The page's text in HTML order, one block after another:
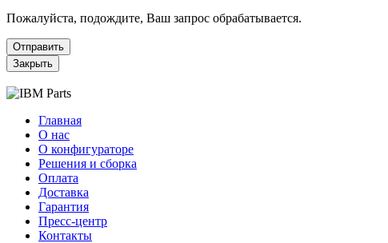
Пожалуйста, подождите, Ваш запрос обрабатывается.
Отправить
Закрыть
Главная
О нас
О конфигураторе
Решения и сборка
Оплата
Доставка
Гарантия
Пресс-центр
Контакты